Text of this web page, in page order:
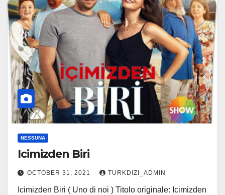
NESSUNA
Icimizden Biri
OCTOBER 31, 2021 TURKDIZI_ADMIN
Icimizden Biri ( Uno di noi ) Titolo originale: Icimizden